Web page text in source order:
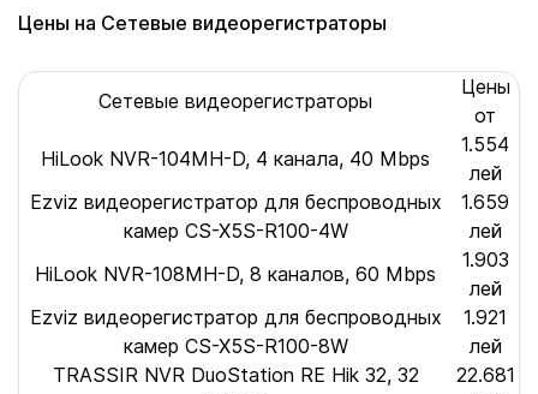
Цены на Сетевые видеорегистраторы
Сетевые видеорегистраторы
Цены
от
HiLook NVR-104MH-D, 4 канала, 40 Mbps
1.554
лей
Ezviz видеорегистратор для беспроводных
камер CS-X5S-R100-4W
1.659
лей
HiLook NVR-108MH-D, 8 каналов, 60 Mbps
1.903
лей
Ezviz видеорегистратор для беспроводных
камер CS-X5S-R100-8W
1.921
лей
TRASSIR NVR DuoStation RE Hik 32, 32
22.681